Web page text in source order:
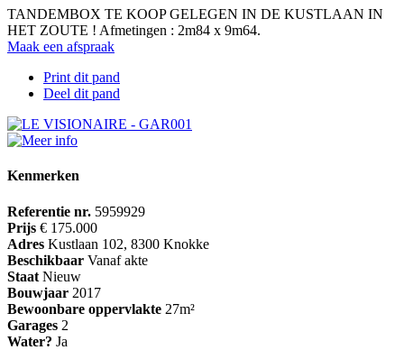
TANDEMBOX TE KOOP GELEGEN IN DE KUSTLAAN IN
HET ZOUTE ! Afmetingen : 2m84 x 9m64.
Maak een afspraak
Print dit pand
Deel dit pand
Kenmerken
Referentie nr. 5959929
Prijs € 175.000
Adres Kustlaan 102, 8300 Knokke
Beschikbaar Vanaf akte
Staat Nieuw
Bouwjaar 2017
Bewoonbare oppervlakte 27m²
Garages 2
Water? Ja